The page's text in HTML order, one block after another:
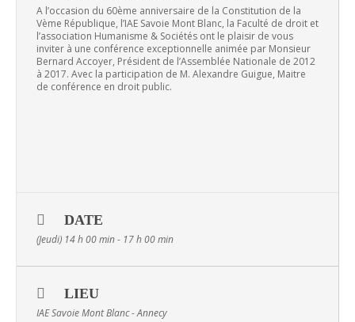
A l’occasion du 60ème anniversaire de la Constitution de la
Vème République, l’IAE Savoie Mont Blanc, la Faculté de droit et
l’association Humanisme & Sociétés ont le plaisir de vous
inviter à une conférence exceptionnelle animée par Monsieur
Bernard Accoyer, Président de l’Assemblée Nationale de 2012
à 2017. Avec la participation de M. Alexandre Guigue, Maitre
de conférence en droit public.
DATE
(Jeudi) 14 h 00 min - 17 h 00 min
LIEU
IAE Savoie Mont Blanc - Annecy